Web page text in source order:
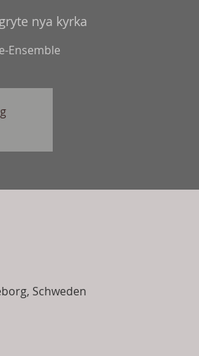
nya kyrka
Ensemble
Schweden